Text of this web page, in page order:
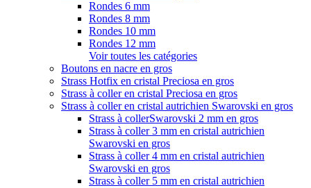
Rondes 6 mm
Rondes 8 mm
Rondes 10 mm
Rondes 12 mm
Voir toutes les catégories
Boutons en nacre en gros
Strass Hotfix en cristal Preciosa en gros
Strass à coller en cristal Preciosa en gros
Strass à coller en cristal autrichien Swarovski en gros
Strass à collerSwarovski 2 mm en gros
Strass à coller 3 mm en cristal autrichien
Swarovski en gros
Strass à coller 4 mm en cristal autrichien
Swarovski en gros
Strass à coller 5 mm en cristal autrichien